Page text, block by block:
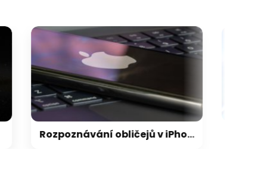
galerie: cviky
Rozpoznávání obličejů v iPhonu může Apple přijít extrémně draho